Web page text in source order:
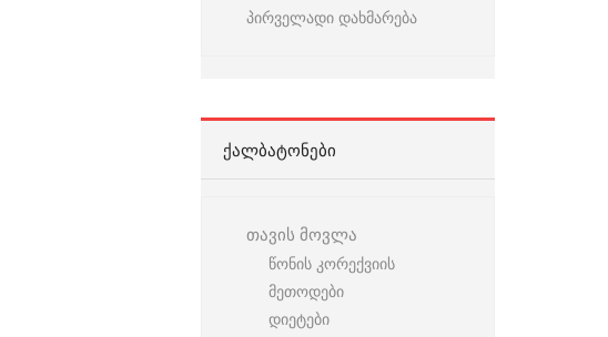
პირველადი დახმარება
ᲥᲐᲚᲑᲐᲢᲝᲜᲔᲑᲘ
თავის მოვლა
წონის კორექვიის
მეთოდები
დიეტები